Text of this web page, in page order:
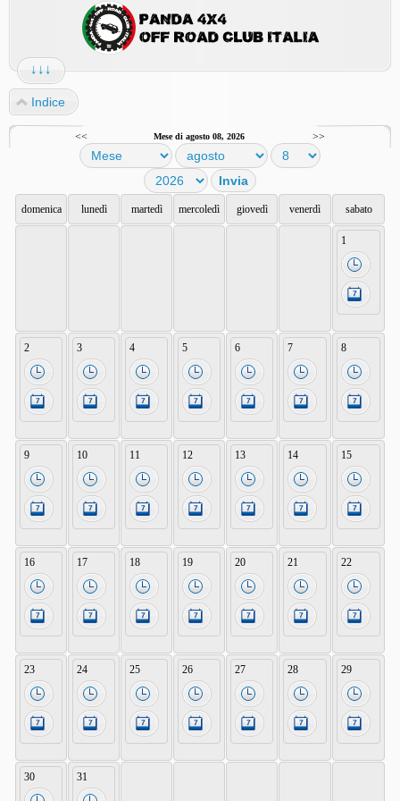
↓↓↓
Indice
<< Mese di agosto 08, 2026 >>
domenica lunedì martedì mercoledì giovedì venerdì sabato
1
2 3 4 5 6 7 8
9 10 11 12 13 14 15
16 17 18 19 20 21 22
23 24 25 26 27 28 29
30 31